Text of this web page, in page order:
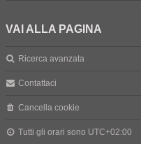
VAI ALLA PAGINA
Ricerca avanzata
Contattaci
Cancella cookie
Tutti gli orari sono UTC+02:00